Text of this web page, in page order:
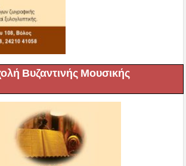
Βυζαντινής Μουσικής